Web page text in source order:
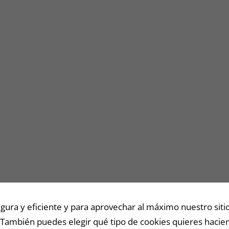
y eficiente y para aprovechar al máximo nuestro
puedes elegir qué tipo de cookies quieres
podamos
funcionalidad
y estructura